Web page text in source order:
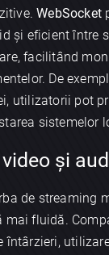
WebSocket
și eficient între
facilitând
De
utilizatorii pot
sistemelor
și
de streaming
mai fluidă.
întârzieri,